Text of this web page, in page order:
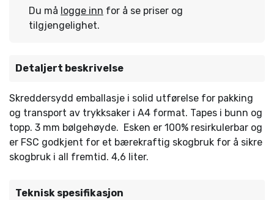
Du må logge inn for å se priser og
tilgjengelighet.
Detaljert beskrivelse
Skreddersydd emballasje i solid utførelse for pakking
og transport av trykksaker i A4 format. Tapes i bunn og
topp. 3 mm bølgehøyde. Esken er 100% resirkulerbar og
er FSC godkjent for et bærekraftig skogbruk for å sikre
skogbruk i all fremtid. 4,6 liter.
Teknisk spesifikasjon